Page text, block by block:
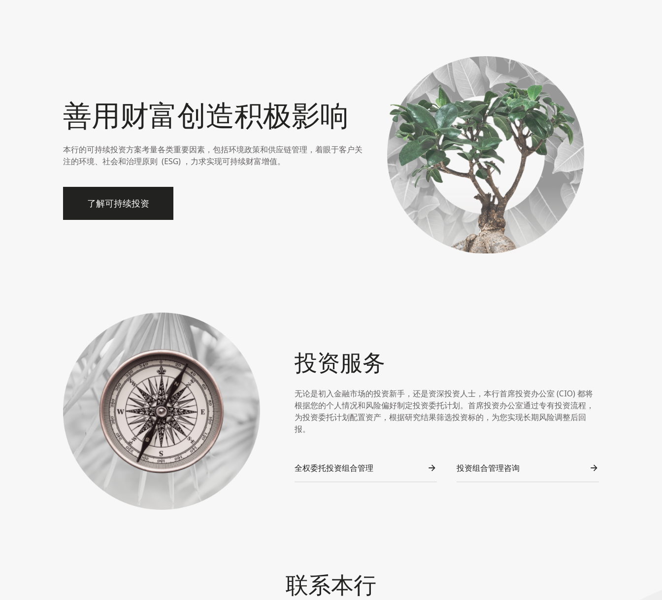
善用财富创造积极影响
本行的可持续投资方案考量各类重要因素，包括环境政策和供应链管理，着眼于客户关
注的环境、社会和治理原则 (ESG) ，力求实现可持续财富增值。
了解可持续投资
投资服务
无论是初入金融市场的投资新手，还是资深投资人士， 本行首席投资办公室 (CIO) 都将
根据您的个人情况和风险偏好制定投资委托计划。首席投资办公室通过专有投资流程，
为投资委托计划配置资产，根据研究结果筛选投资标的，为您实现长期风险调整后回
报。
投资组合管理咨询
全权委托投资组合管理
联系本行